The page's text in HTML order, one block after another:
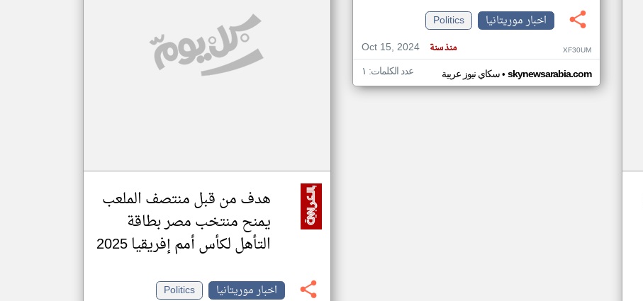
مصادر الأخبار من موريتانيا
اخبار موريتانيا
Politics
Oct 15, 2024
منذ سنة XF30UM
سكاي نيوز عربية• skynewsarabia.com عدد الكلمات: ١
هدف من قبل منتصف الملعب
يمنح منتخب مصر بطاقة
التأهل لكأس أمم إفريقيا 2025
اخبار موريتانيا
Politics